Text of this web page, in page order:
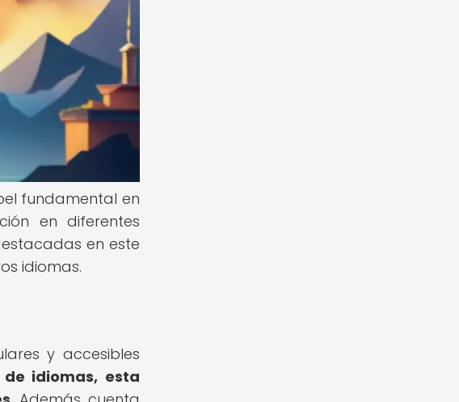
fundamental en
en diferentes
en este
idiomas.
y accesibles
idiomas, esta